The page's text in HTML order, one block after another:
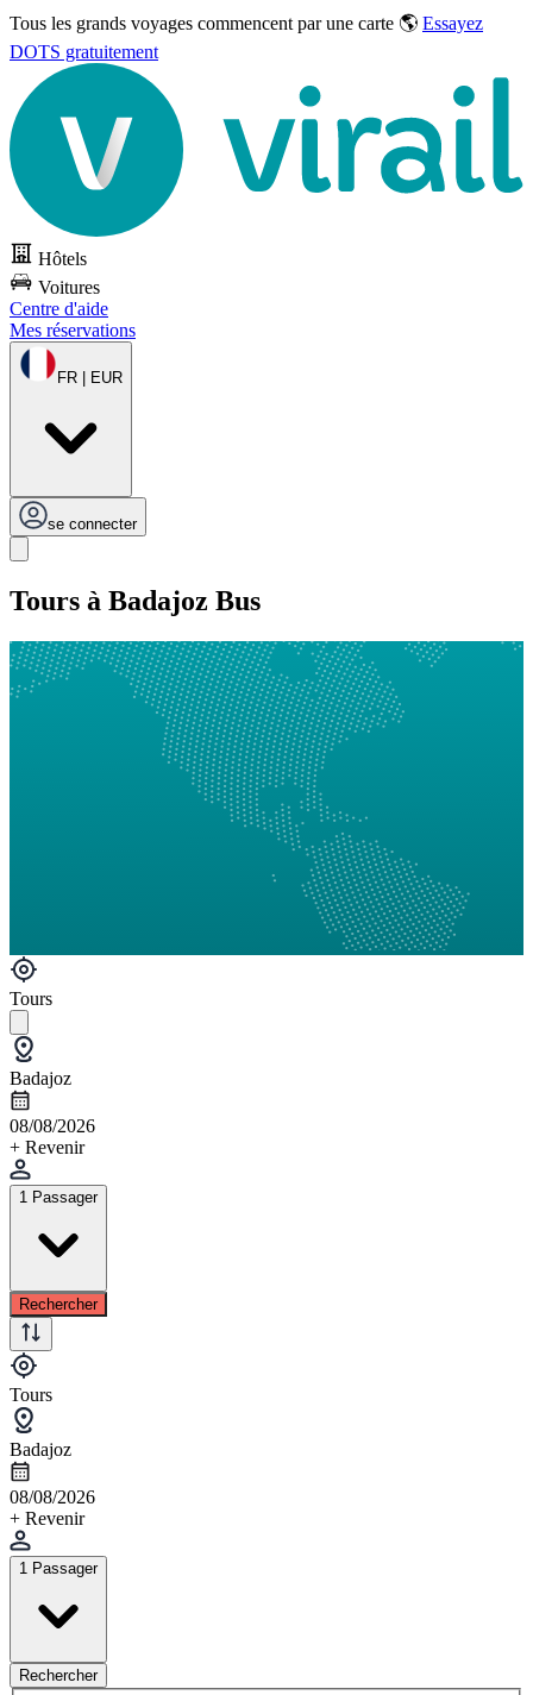
Tous les grands voyages commencent par une carte 🌎 Essayez
DOTS gratuitement
Hôtels
Voitures
Centre d'aide
Mes réservations
FR | EUR
se connecter
Tours à Badajoz Bus
Tours
Badajoz
08/08/2026
+ Revenir
1 Passager
Rechercher
Tours
Badajoz
08/08/2026
+ Revenir
1 Passager
Rechercher